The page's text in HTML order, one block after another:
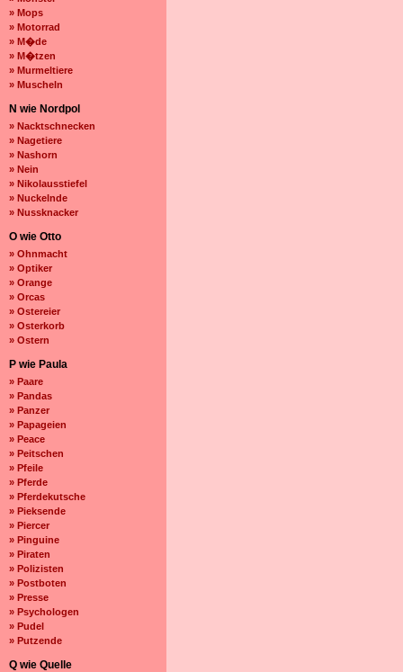
» Mops
» Motorrad
» M�de
» M�tzen
» Murmeltiere
» Muscheln
N wie Nordpol
» Nacktschnecken
» Nagetiere
» Nashorn
» Nein
» Nikolausstiefel
» Nuckelnde
» Nussknacker
O wie Otto
» Ohnmacht
» Optiker
» Orange
» Orcas
» Ostereier
» Osterkorb
» Ostern
P wie Paula
» Paare
» Pandas
» Panzer
» Papageien
» Peace
» Peitschen
» Pfeile
» Pferde
» Pferdekutsche
» Pieksende
» Piercer
» Pinguine
» Piraten
» Polizisten
» Postboten
» Presse
» Psychologen
» Pudel
» Putzende
Q wie Quelle